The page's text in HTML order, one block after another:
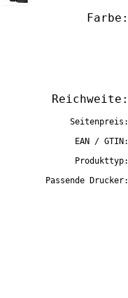
Farbe:
Reichweite:
Seitenpreis:
EAN / GTIN:
Produkttyp:
Passende Drucker: